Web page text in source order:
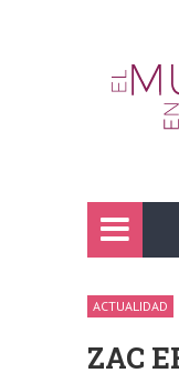
ACTUALIDAD
ZAC